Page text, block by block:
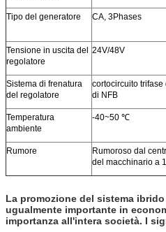
Tipo del generatore CA, 3Phases
Tensione in uscita del
regolatore
24V/48V
Sistema di frenatura
del regolatore
cortocircuito trifase
di NFB
Temperatura
ambiente
-40~50 ℃
Rumore
Rumoroso dal
del macchinario a
La promozione del sistema
ugualmente importante in
importanza all'intera società. I